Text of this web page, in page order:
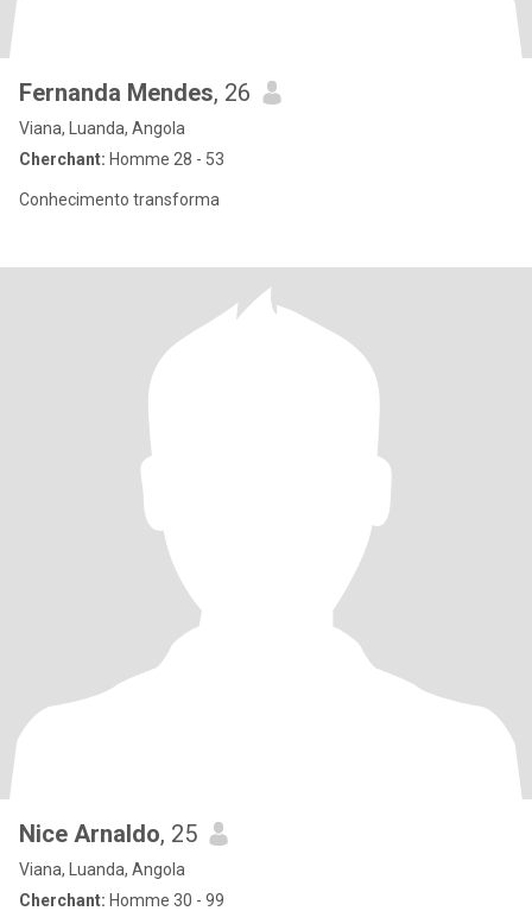
Fernanda Mendes, 26
Viana, Luanda, Angola
Cherchant: Homme 28 - 53
Conhecimento transforma
Nice Arnaldo, 25
Viana, Luanda, Angola
Cherchant: Homme 30 - 99